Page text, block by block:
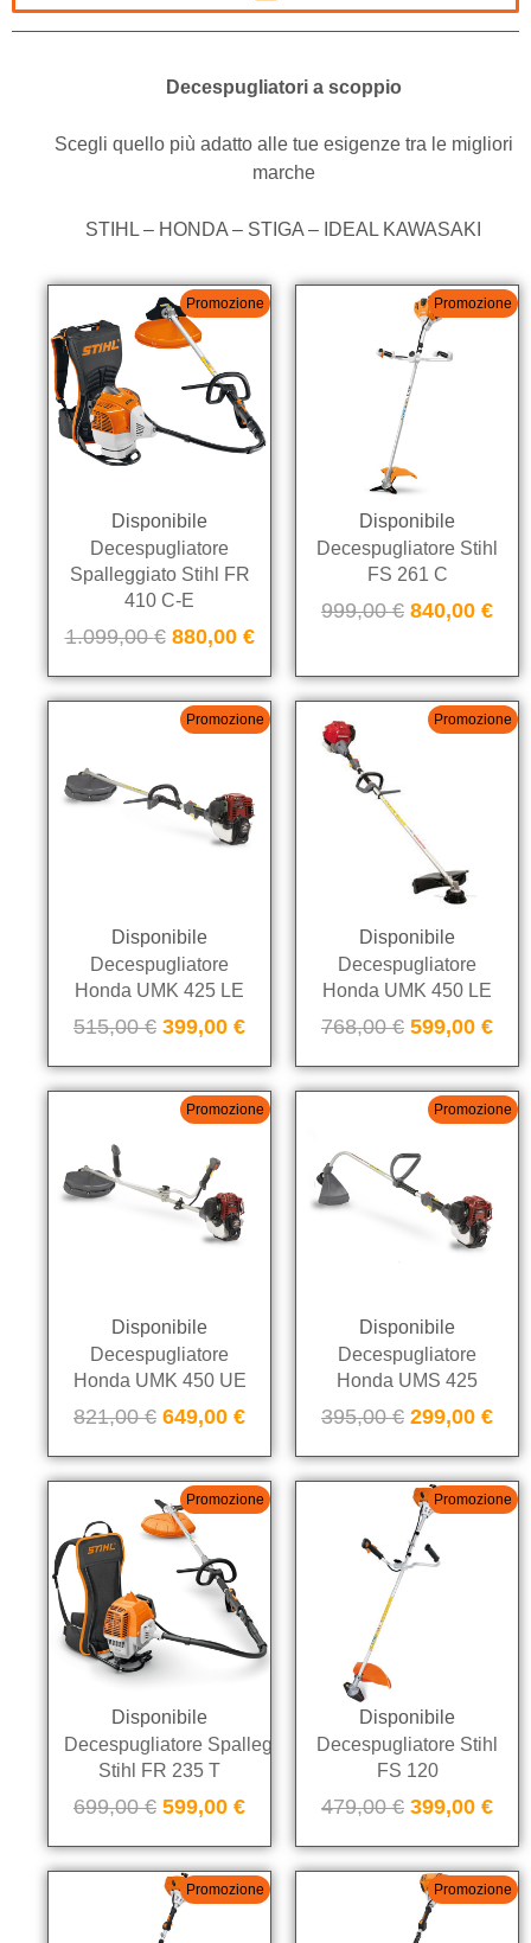
Decespugliatori a scoppio
Scegli quello più adatto alle tue esigenze tra le migliori
marche
STIHL – HONDA – STIGA – IDEAL KAWASAKI
Promozione
Disponibile
Decespugliatore
Spalleggiato Stihl FR
410 C-E
1.099,00€ 880,00 €
Promozione
Disponibile
Decespugliatore Stihl
FS 261 C
999,00€ 840,00 €
Promozione
Disponibile
Decespugliatore
Honda UMK 425 LE
515,00€ 399,00 €
Promozione
Disponibile
Decespugliatore
Honda UMK 450 LE
768,00€ 599,00 €
Promozione
Disponibile
Decespugliatore
Honda UMK 450 UE
821,00€ 649,00 €
Promozione
Disponibile
Decespugliatore
Honda UMS 425
395,00€ 299,00 €
Promozione
Disponibile
Decespugliatore Spalleggiato
Stihl FR 235 T
699,00€ 599,00 €
Promozione
Disponibile
Decespugliatore Stihl
FS 120
479,00€ 399,00 €
Promozione Promozione